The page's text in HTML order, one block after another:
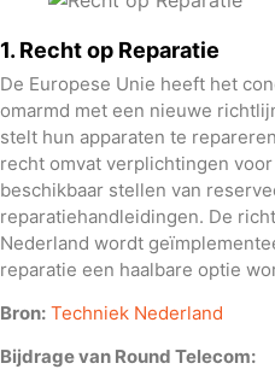
1. Recht op Reparatie
De Europese Unie heeft het
omarmd met een nieuwe
stelt hun apparaten te
recht omvat verplichtingen
beschikbaar stellen van
reparatiehandleidingen. De
Nederland wordt
reparatie een haalbare optie
Bron: Techniek Nederland
Bijdrage van Round Telecom: